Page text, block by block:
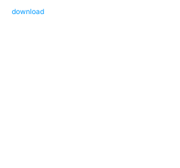
download